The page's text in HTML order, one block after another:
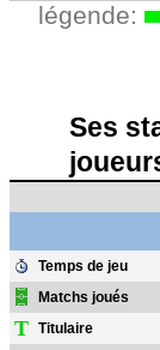
légende:
Ses
Temps de jeu
Matchs joués
T Titulaire